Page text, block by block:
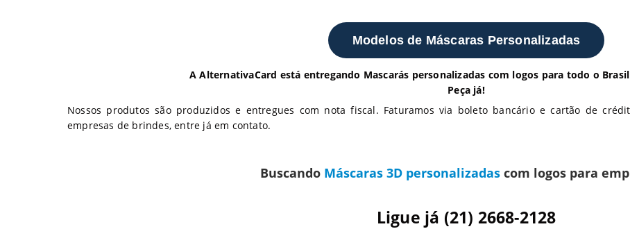
Modelos de Máscaras Personalizadas
A AlternativaCard está entregando Mascarás personalizadas com logos para todo o Brasil
Peça já!
Nossos produtos são produzidos e entregues com nota fiscal. Faturamos via boleto bancário e cartão de
empresas de brindes, entre já em contato.
Buscando Máscaras 3D personalizadas com logos para
Ligue já (21) 2668-2128